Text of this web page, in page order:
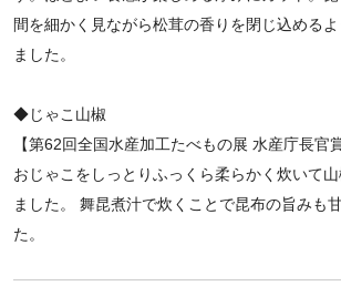
間を細かく見ながら松茸の香りを閉じ込める
ました。
◆じゃこ山椒
【第62回全国水産加工たべもの展 水産庁長官
おじゃこをしっとりふっくら柔らかく炊いて
ました。 舞昆煮汁で炊くことで昆布の旨みも
た。